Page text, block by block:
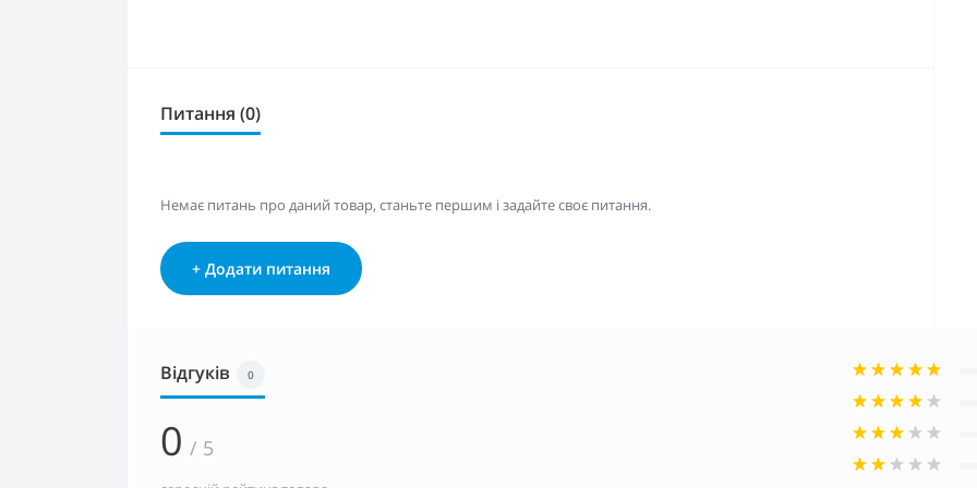
Питання (0)
Немає питань про даний товар, станьте першим і задайте своє питання.
+ Додати питання
Відгуків 0
0 / 5